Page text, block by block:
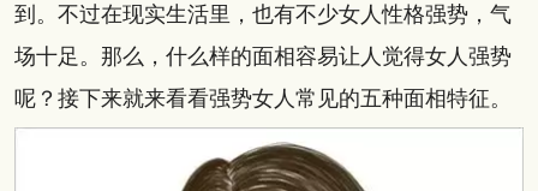
到。不过在现实生活里，也有不少女人性格强势，气
场十足。那么，什么样的面相容易让人觉得女人强势
呢？接下来就来看看强势女人常见的五种面相特征。